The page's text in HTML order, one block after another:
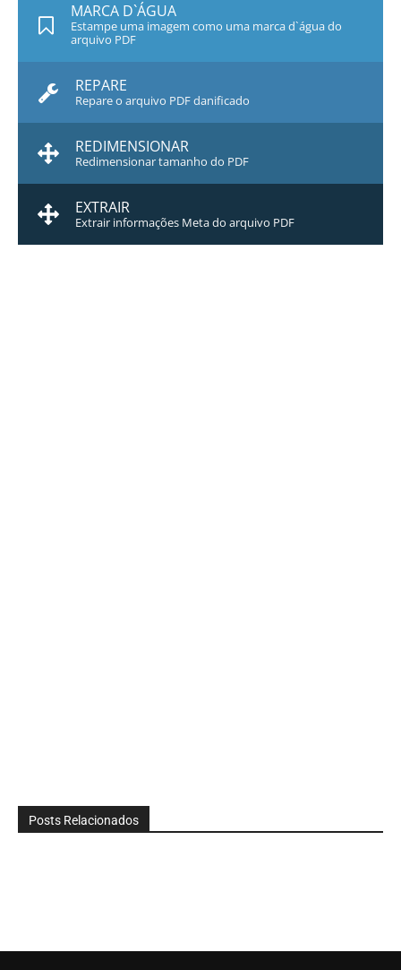
MARCA D`ÁGUA
Estampe uma imagem como uma marca d`água do
arquivo PDF
REPARE
Repare o arquivo PDF danificado
REDIMENSIONAR
Redimensionar tamanho do PDF
EXTRAIR
Extrair informações Meta do arquivo PDF
Posts Relacionados